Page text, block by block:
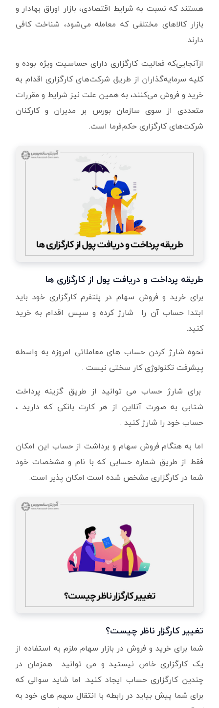
هستند که نسبت به شرایط اقتصادی، بازار اوراق بهادار و
بازار کالاهای مختلفی که معامله می‌شود، شناخت کافی
دارند.
ازآنجایی‌که فعالیت کارگزاری دارای حساسیت ویژه بوده و
کلیه سرمایه‌گذاران از طریق شرکت‌های کارگزاری اقدام به
خرید و فروش می‌کنند، به همین علت نیز شرایط و مقررات
متعددی از سوی سازمان بورس بر مدیران و کارکنان
شرکت‌های کارگزاری حکم‌فرما است.
طریقه پرداخت و دریافت پول از کارگزاری ها
برای خرید و فروش سهام در پلتفرم کارگزاری خود باید
ابتدا حساب آن را شارژ کرده و سپس اقدام به خرید
کنید.
نحوه شارژ کردن حساب های معاملاتی امروزه به واسطه
پیشرفت تکنولوژی کار سختی نیست .
برای شارژ حساب می توانید از طریق گزینه پرداخت
شتابی به صورت آنلاین از هر کارت بانکی که دارید ،
حساب خود را شارژ کنید .
اما به هنگام فروش سهام و برداشت از حساب این امکان
فقط از طریق شماره حسابی که با نام و مشخصات خود
شما در کارگزاری مشخص شده است امکان پذیر است.
تغییر کارگزار ناظر چیست؟
شما برای خرید و فروش در بازار سهام ملزم به استفاده از
یک کارگزاری خاص نیستید و می توانید همزمان در
چندین کارگزاری حساب ایجاد کنید. اما شاید سوالی که
برای شما پیش بیاید در رابطه با انتقال سهم های خود به